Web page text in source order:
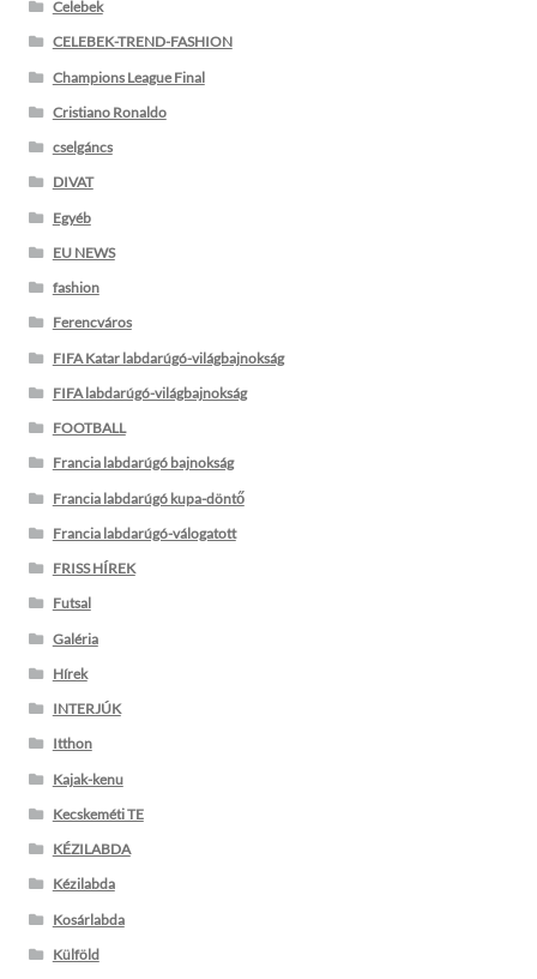
Celebek
CELEBEK-TREND-FASHION
Champions League Final
Cristiano Ronaldo
cselgáncs
DIVAT
Egyéb
EU NEWS
fashion
Ferencváros
FIFA Katar labdarúgó-világbajnokság
FIFA labdarúgó-világbajnokság
FOOTBALL
Francia labdarúgó bajnokság
Francia labdarúgó kupa-döntő
Francia labdarúgó-válogatott
FRISS HÍREK
Futsal
Galéria
Hírek
INTERJÚK
Itthon
Kajak-kenu
Kecskeméti TE
KÉZILABDA
Kézilabda
Kosárlabda
Külföld